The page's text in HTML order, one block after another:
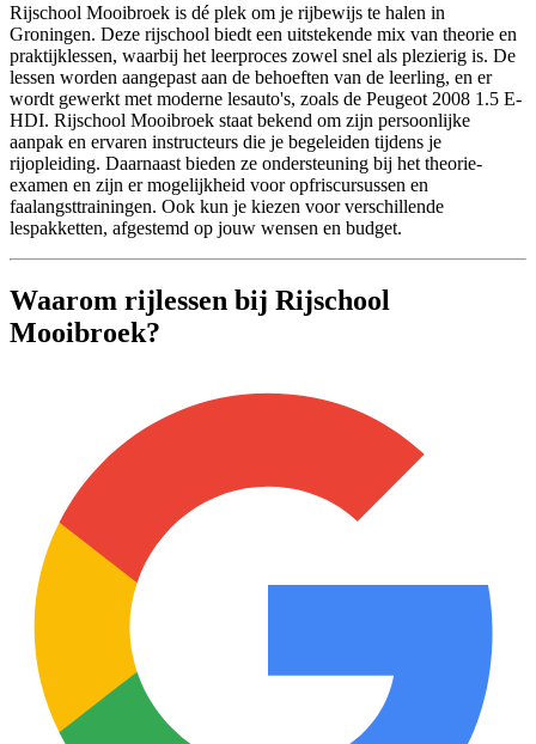
Rijschool Mooibroek is dé plek om je rijbewijs te halen in
Groningen. Deze rijschool biedt een uitstekende mix van theorie en
praktijklessen, waarbij het leerproces zowel snel als plezierig is. De
lessen worden aangepast aan de behoeften van de leerling, en er
wordt gewerkt met moderne lesauto's, zoals de Peugeot 2008 1.5 E-
HDI. Rijschool Mooibroek staat bekend om zijn persoonlijke
aanpak en ervaren instructeurs die je begeleiden tijdens je
rijopleiding. Daarnaast bieden ze ondersteuning bij het theorie-
examen en zijn er mogelijkheid voor opfriscursussen en
faalangsttrainingen. Ook kun je kiezen voor verschillende
lespakketten, afgestemd op jouw wensen en budget.
Waarom rijlessen bij Rijschool
Mooibroek?